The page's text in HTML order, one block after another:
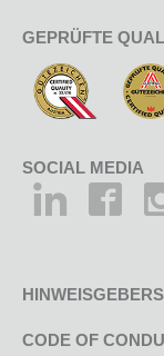
GEPRÜFTE
SOCIAL MEDIA
CODE OF